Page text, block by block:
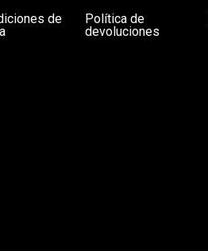
de
Política de
devoluciones